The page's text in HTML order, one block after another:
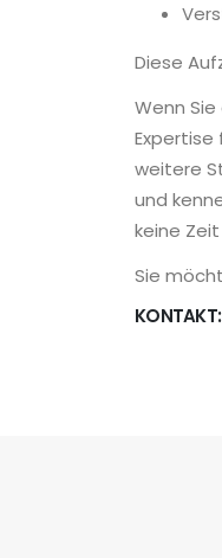
Diese
Wenn
weitere
und
keine
Sie